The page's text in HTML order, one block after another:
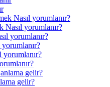
yorumlanır?
gelir?